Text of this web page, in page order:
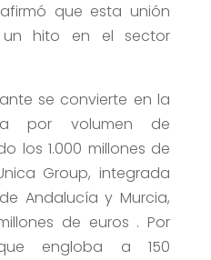
que esta unión
un hito en el sector
se convierte en la
por volumen de
los 1.000 millones de
Group, integrada
Andalucía y Murcia,
de euros . Por
engloba a 150